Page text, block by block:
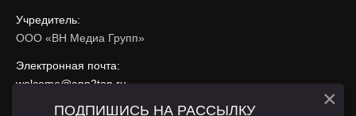
Учредитель:
ООО «ВН Медиа Групп»
Электронная почта:
welcome@app2top.ru
ПОДПИШИСЬ НА РАССЫЛКУ ×